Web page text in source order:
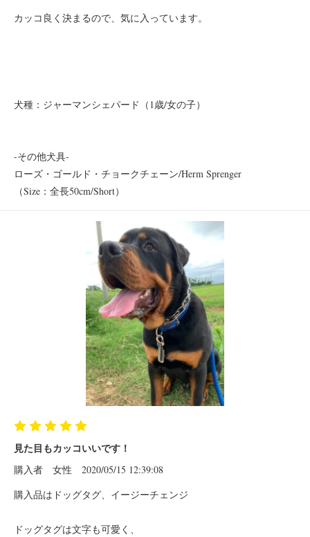
カッコ良く決まるので、気に入っています。
犬種：ジャーマンシェパード（1歳/女の子）
-その他犬具-
ローズ・ゴールド・チョークチェーン/Herm Sprenger
（Size：全長50cm/Short）
見た目もカッコいいです！
購入者 女性
2020/05/15 12:39:08
購入品はドッグタグ、イージーチェンジ
ドッグタグは文字も可愛く、